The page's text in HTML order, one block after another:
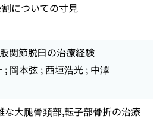
についての寸見
関節脱臼の治療経験
; 岡本弦 ; 西垣浩光 ; 中澤
な大腿骨頚部,転子部骨折の治療